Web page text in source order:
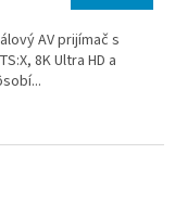
AV prijímač s
8K Ultra HD a